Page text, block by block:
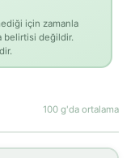
için zamanla
belirtisi değildir.
100 g'da ortalama